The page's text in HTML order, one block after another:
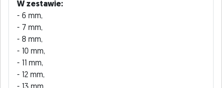
W zestawie:
- 6 mm,
- 7 mm,
- 8 mm,
- 10 mm,
- 11 mm,
- 12 mm,